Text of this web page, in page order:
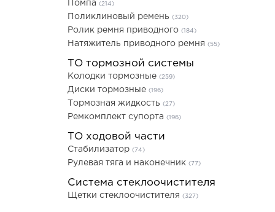
Помпа (214)
Поликлиновый ремень (320)
Ролик ремня приводного (184)
Натяжитель приводного ремня (55)
ТО тормозной системы
Колодки тормозные (259)
Диски тормозные (196)
Тормозная жидкость (27)
Ремкомплект супорта (196)
ТО ходовой части
Стабилизатор (74)
Рулевая тяга и наконечник (77)
Система стеклоочистителя
Щетки стеклоочистителя (327)